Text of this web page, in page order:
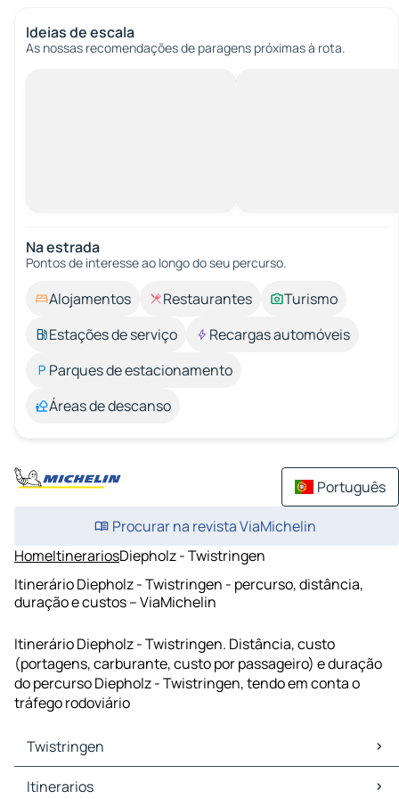
Ideias de escala
As nossas recomendações de paragens próximas à rota.
Na estrada
Pontos de interesse ao longo do seu percurso.
Alojamentos Restaurantes
Turismo
Estações de serviço
Recargas automóveis
Parques de estacionamento
Áreas de descanso
Português
Procurar na revista ViaMichelin
HomeItinerariosDiepholz - Twistringen
Itinerário Diepholz - Twistringen - percurso, distância,
duração e custos – ViaMichelin
Itinerário Diepholz - Twistringen. Distância, custo
(portagens, carburante, custo por passageiro) e duração
do percurso Diepholz - Twistringen, tendo em conta o
tráfego rodoviário
Twistringen
Twistringen Mapas Plantas
Itinerarios